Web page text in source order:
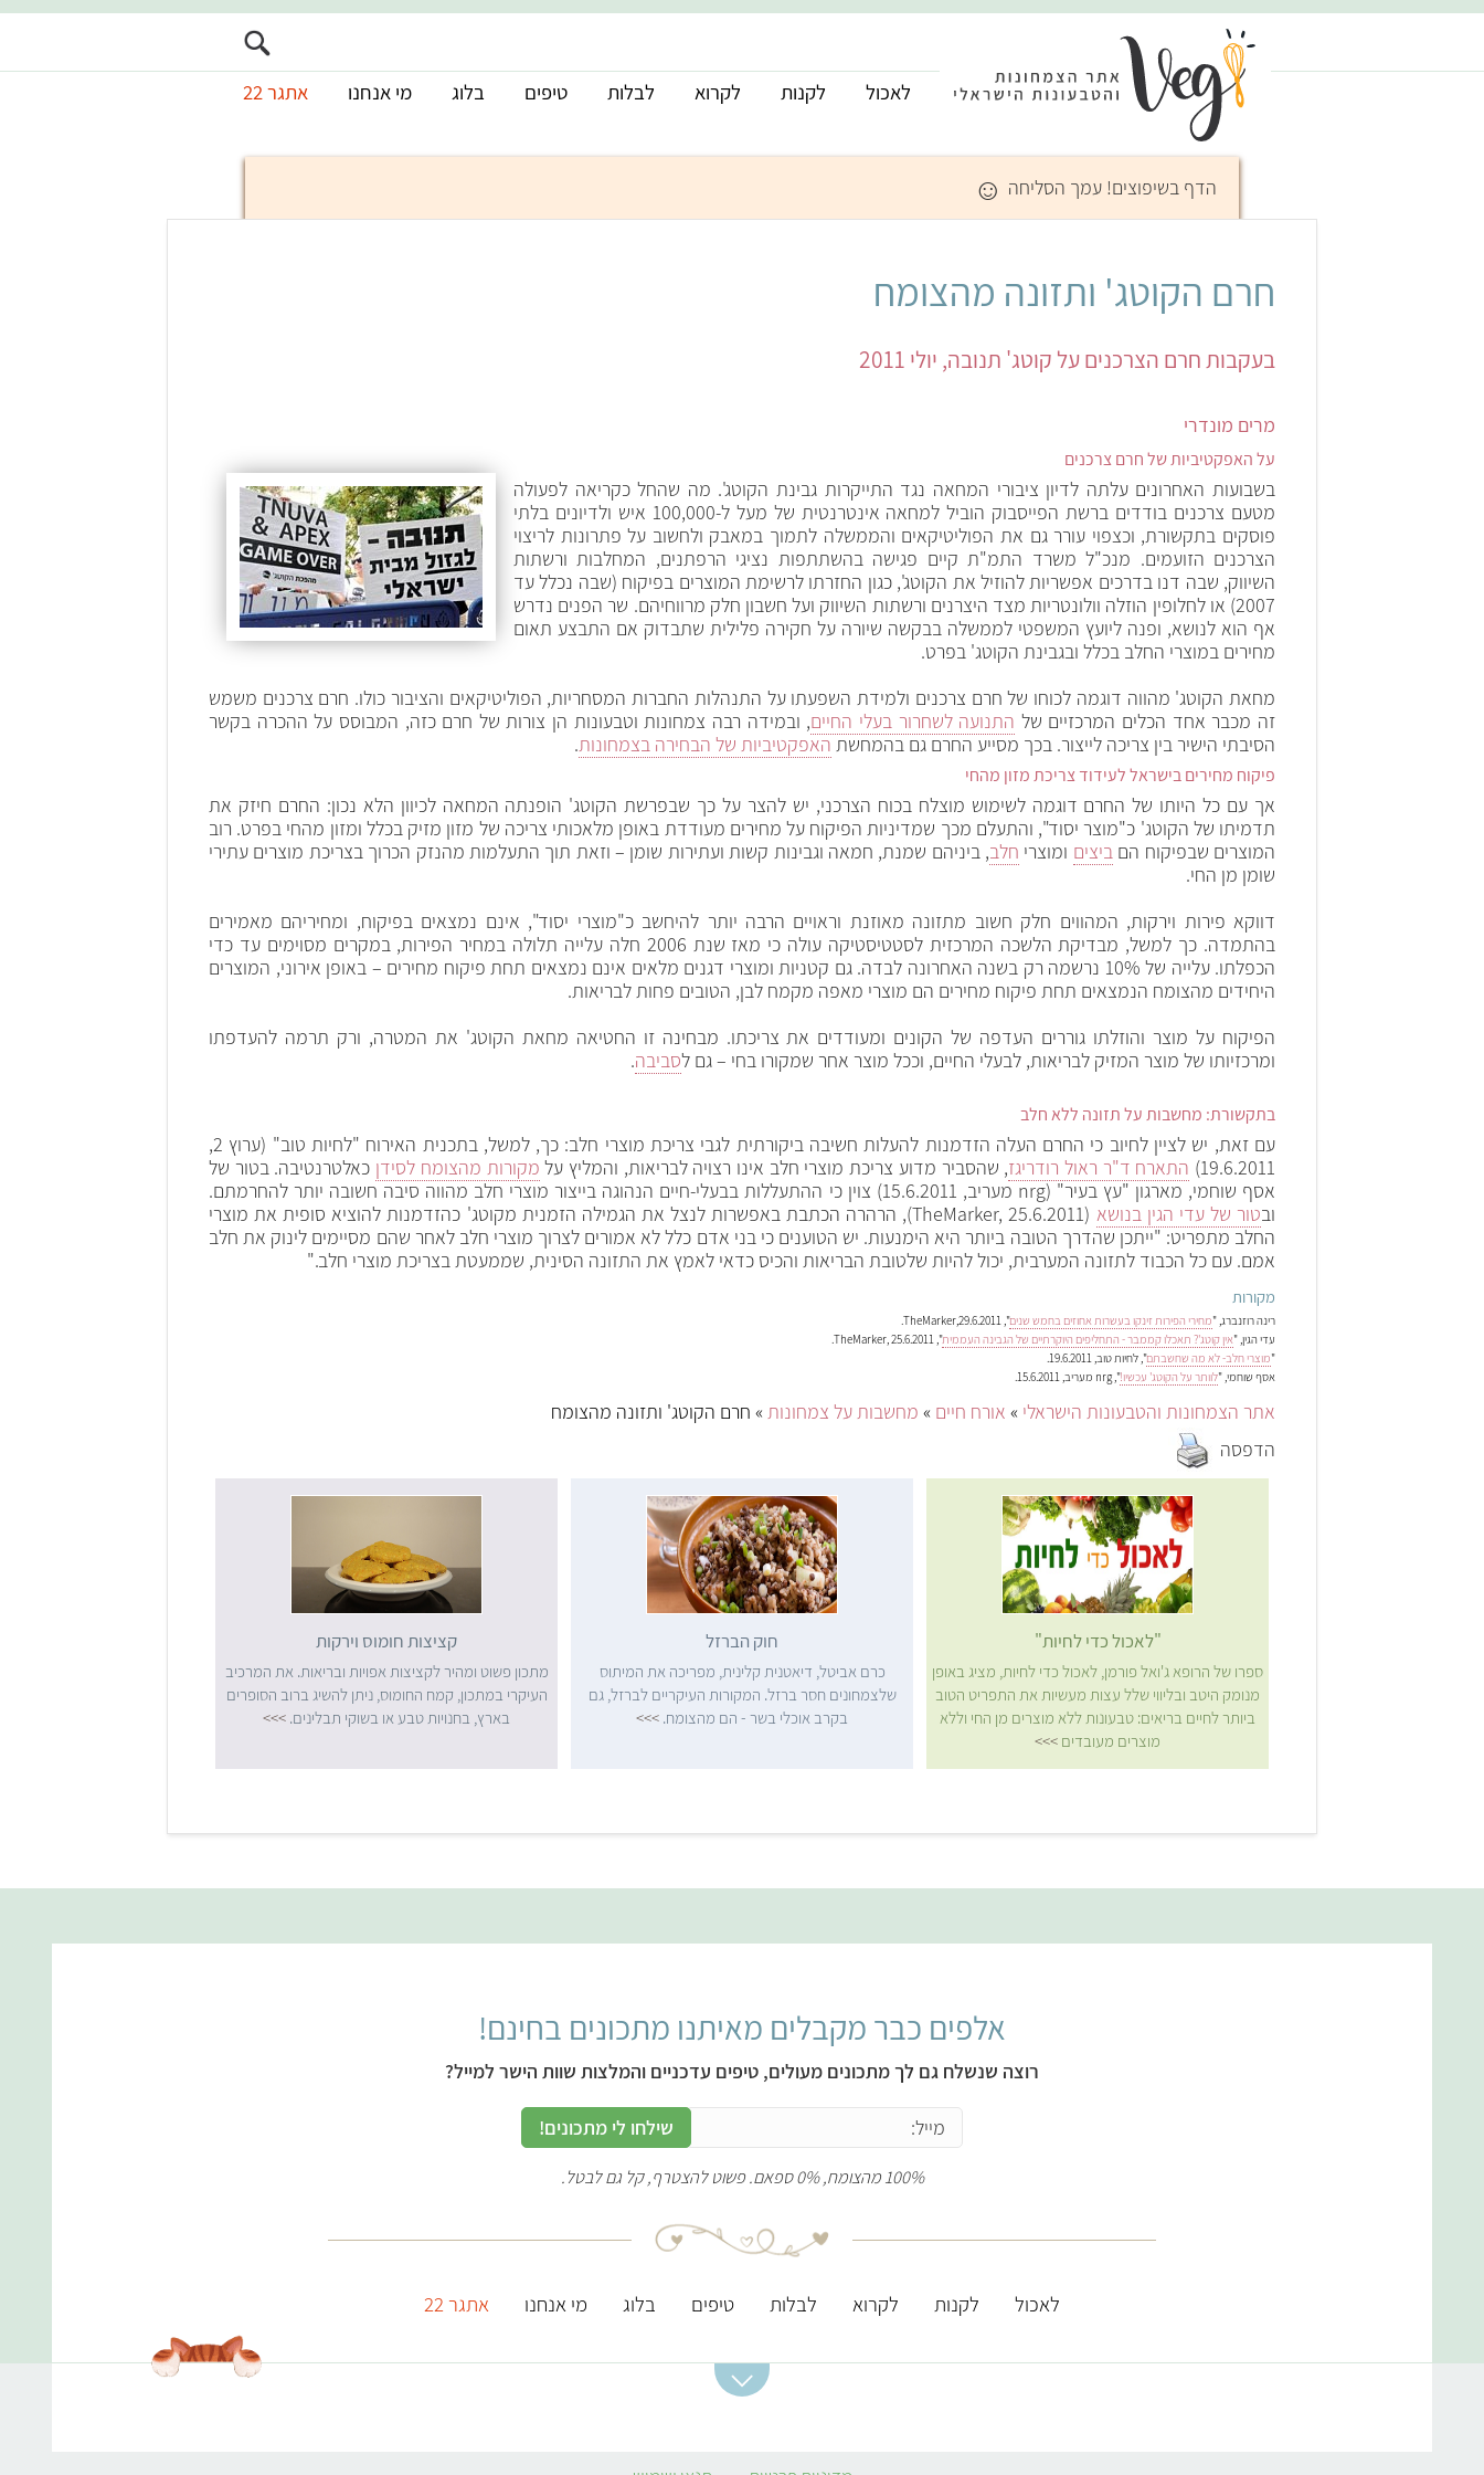
לאכול לקנות לקרוא לבלות טיפים בלוג מי אנחנו אתגר 22
הדף בשיפוצים! עמך הסליחה ☺
חרם הקוטג' ותזונה מהצומח
בעקבות חרם הצרכנים על קוטג' תנובה, יולי 2011
מרים מונדרי
על האפקטיביות של חרם צרכנים
בשבועות האחרונים עלתה לדיון ציבורי המחאה נגד התייקרות גבינת הקוטג'. מה שהחל כקריאה לפעולה
מטעם צרכנים בודדים ברשת הפייסבוק הוביל למחאה אינטרנטית של מעל ל-100,000 איש ולדיונים בלתי
פוסקים בתקשורת, וכצפוי עורר גם את הפוליטיקאים והממשלה לתמוך במאבק ולחשוב על פתרונות לריצוי
הצרכנים הזועמים. מנכ"ל משרד התמ"ת קיים פגישה בהשתתפות נציגי הרפתנים, המחלבות ורשתות
השיווק, שבה דנו בדרכים אפשריות להוזיל את הקוטג', כגון החזרתו לרשימת המוצרים בפיקוח (שבה נכלל עד
2007) או לחלופין הוזלה וולונטריות מצד היצרנים ורשתות השיווק ועל חשבון חלק מרווחיהם. שר הפנים נדרש
אף הוא לנושא, ופנה ליועץ המשפטי לממשלה בבקשה שיורה על חקירה פלילית שתבדוק אם התבצע תאום
מחירים במוצרי החלב בכלל ובגבינת הקוטג' בפרט.
מחאת הקוטג' מהווה דוגמה לכוחו של חרם צרכנים ולמידת השפעתו על התנהלות החברות המסחריות, הפוליטיקאים והציבור כולו. חרם צרכנים משמש
זה מכבר אחד הכלים המרכזיים של התנועה לשחרור בעלי החיים, ובמידה רבה צמחונות וטבעונות הן צורות של חרם כזה, המבוסס על ההכרה בקשר
הסיבתי הישיר בין צריכה לייצור. בכך מסייע החרם גם בהמחשת האפקטיביות של הבחירה בצמחונות.
פיקוח מחירים בישראל לעידוד צריכת מזון מהחי
אך עם כל היותו של החרם דוגמה לשימוש מוצלח בכוח הצרכני, יש להצר על כך שבפרשת הקוטג' הופנתה המחאה לכיוון הלא נכון: החרם חיזק את
תדמיתו של הקוטג' כ"מוצר יסוד", והתעלם מכך שמדיניות הפיקוח על מחירים מעודדת באופן מלאכותי צריכה של מזון מזיק בכלל ומזון מהחי בפרט. רוב
המוצרים שבפיקוח הםביצים ומוצרי חלב, ביניהם שמנת, חמאה וגבינות קשות ועתירות שומן – וזאת תוך התעלמות מהנזק הכרוך בצריכת מוצרים עתירי
שומן מן החי.
דווקא פירות וירקות, המהווים חלק חשוב מתזונה מאוזנת וראויים הרבה יותר להיחשב כ"מוצרי יסוד", אינם נמצאים בפיקוח, ומחיריהם מאמירים
בהתמדה. כך למשל, מבדיקת הלשכה המרכזית לסטטיסטיקה עולה כי מאז שנת 2006 חלה עלייה תלולה במחיר הפירות, במקרים מסוימים עד כדי
הכפלתו. עלייה של 10% נרשמה רק בשנה האחרונה לבדה. גם קטניות ומוצרי דגנים מלאים אינם נמצאים תחת פיקוח מחירים – באופן אירוני, המוצרים
היחידים מהצומח הנמצאים תחת פיקוח מחירים הם מוצרי מאפה מקמח לבן, הטובים פחות לבריאות.
הפיקוח על מוצר והוזלתו גוררים העדפה של הקונים ומעודדים את צריכתו. מבחינה זו החטיאה מחאת הקוטג' את המטרה, ורק תרמה להעדפתו
ומרכזיותו של מוצר המזיק לבריאות, לבעלי החיים, וככל מוצר אחר שמקורו בחי – גם לסביבה.
בתקשורת: מחשבות על תזונה ללא חלב
עם זאת, יש לציין לחיוב כי החרם העלה הזדמנות להעלות חשיבה ביקורתית לגבי צריכת מוצרי חלב: כך, למשל, בתכנית האירוח "לחיות טוב" (ערוץ 2,
19.6.2011) התארח ד"ר ראול רודריגז, שהסביר מדוע צריכת מוצרי חלב אינו רצויה לבריאות, והמליץ על מקורות מהצומח לסידן כאלטרנטיבה. בטור של
אסף שוחמי, מארגון "עץ בעיר" (nrg מעריב, 15.6.2011) צוין כי ההתעללות בבעלי-חיים הנהוגה בייצור מוצרי חלב מהווה סיבה חשובה יותר להחרמתם.
ובטור של עדי הגין בנושא
(TheMarker, 25.6.2011), הרהרה הכתבת באפשרות לנצל את הגמילה הזמנית מקוטג' כהזדמנות להוציא סופית את מוצרי
החלב מתפריט: "ייתכן שהדרך הטובה ביותר היא הימנעות. יש הטוענים כי בני אדם כלל לא אמורים לצרוך מוצרי חלב לאחר שהם מסיימים לינוק את חלב
אמם. עם כל הכבוד לתזונה המערבית, יכול להיות שלטובת הבריאות והכיס כדאי לאמץ את התזונה הסינית, שממעטת בצריכת מוצרי חלב."
מקורות
רינה רוזנברג, "מחירי הפירות זינקו בעשרות אחוזים בחמש שנים", TheMarker,29.6.2011.
עדי הגין, "אין קוטג'? תאכלו קממבר - התחליפים היוקרתיים של הגבינה העממית", TheMarker, 25.6.2011.
"מוצרי חלב- לא מה שחשבתם", לחיות טוב, 19.6.2011.
אסף שוחמי, "לוותר על הקוטג' עכשיו!", nrg מעריב, 15.6.2011.
אתר הצמחונות והטבעונות הישראלי » אורח חיים » מחשבות על צמחונות» חרם הקוטג' ותזונה מהצומח
הדפסה
"לאכול כדי לחיות"
ספרו של הרופא ג'ואל פורמן, לאכול כדי לחיות, מציג באופן
מנומק היטב ובליווי שלל עצות מעשיות את התפריט הטוב
ביותר לחיים בריאים: טבעונות ללא מוצרים מן החי וללא
מוצרים מעובדים >>>
חוק הברזל
כרם אביטל, דיאטנית קלינית, מפריכה את המיתוס
שלצמחונים חסר ברזל. המקורות העיקריים לברזל, גם
בקרב אוכלי בשר - הם מהצומח. >>>
קציצות חומוס וירקות
מתכון פשוט ומהיר לקציצות אפויות ובריאות. את המרכיב
העיקרי במתכון, קמח החומוס, ניתן להשיג ברוב הסופרים
בארץ, בחנויות טבע או בשוקי תבלינים. >>>
אלפים כבר מקבלים מאיתנו מתכונים בחינם!
רוצה שנשלח גם לך מתכונים מעולים, טיפים עדכניים והמלצות שוות הישר למייל?
שילחו לי מתכונים!
100% מהצומח, 0% ספאם. פשוט להצטרף, קל גם לבטל.
לאכול לקנות לקרוא לבלות טיפים בלוג מי אנחנו אתגר 22